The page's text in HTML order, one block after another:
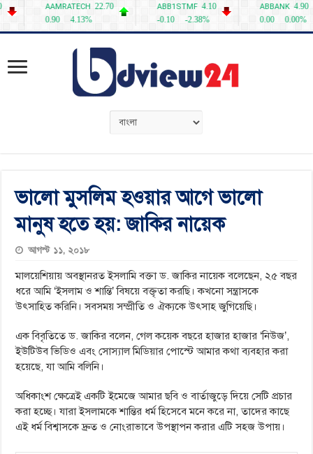
ভালো মুসলিম হওয়ার আগে ভালো
মানুষ হতে হয়: জাকির নায়েক
আগস্ট ১১, ২০১৮
মালয়েশিয়ায় অবস্থানরত ইসলামি বক্তা ড. জাকির নায়েক বলেছেন, ২৫ বছর
ধরে আমি ‘ইসলাম ও শান্তি’ বিষয়ে বক্তৃতা করছি। কখনো সন্ত্রাসকে
উৎসাহিত করিনি। সবসময় সম্প্রীতি ও ঐক্যকে উৎসাহ জুগিয়েছি।
এক বিবৃতিতে ড. জাকির বলেন, গেল কয়েক বছরে হাজার হাজার ‘নিউজ’,
ইউটিউব ভিডিও এবং সোস্যাল মিডিয়ার পোস্টে আমার কথা ব্যবহার করা
হয়েছে, যা আমি বলিনি।
অধিকাংশ ক্ষেত্রেই একটি ইমেজে আমার ছবি ও বার্তাজুড়ে দিয়ে সেটি প্রচার
করা হচ্ছে। যারা ইসলামকে শান্তির ধর্ম হিসেবে মনে করে না, তাদের কাছে
এই ধর্ম বিশ্বাসকে দ্রুত ও নোংরাভাবে উপস্থাপন করার এটি সহজ উপায়।